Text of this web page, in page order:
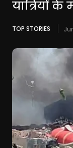
यात्रियों
TOP STORIES